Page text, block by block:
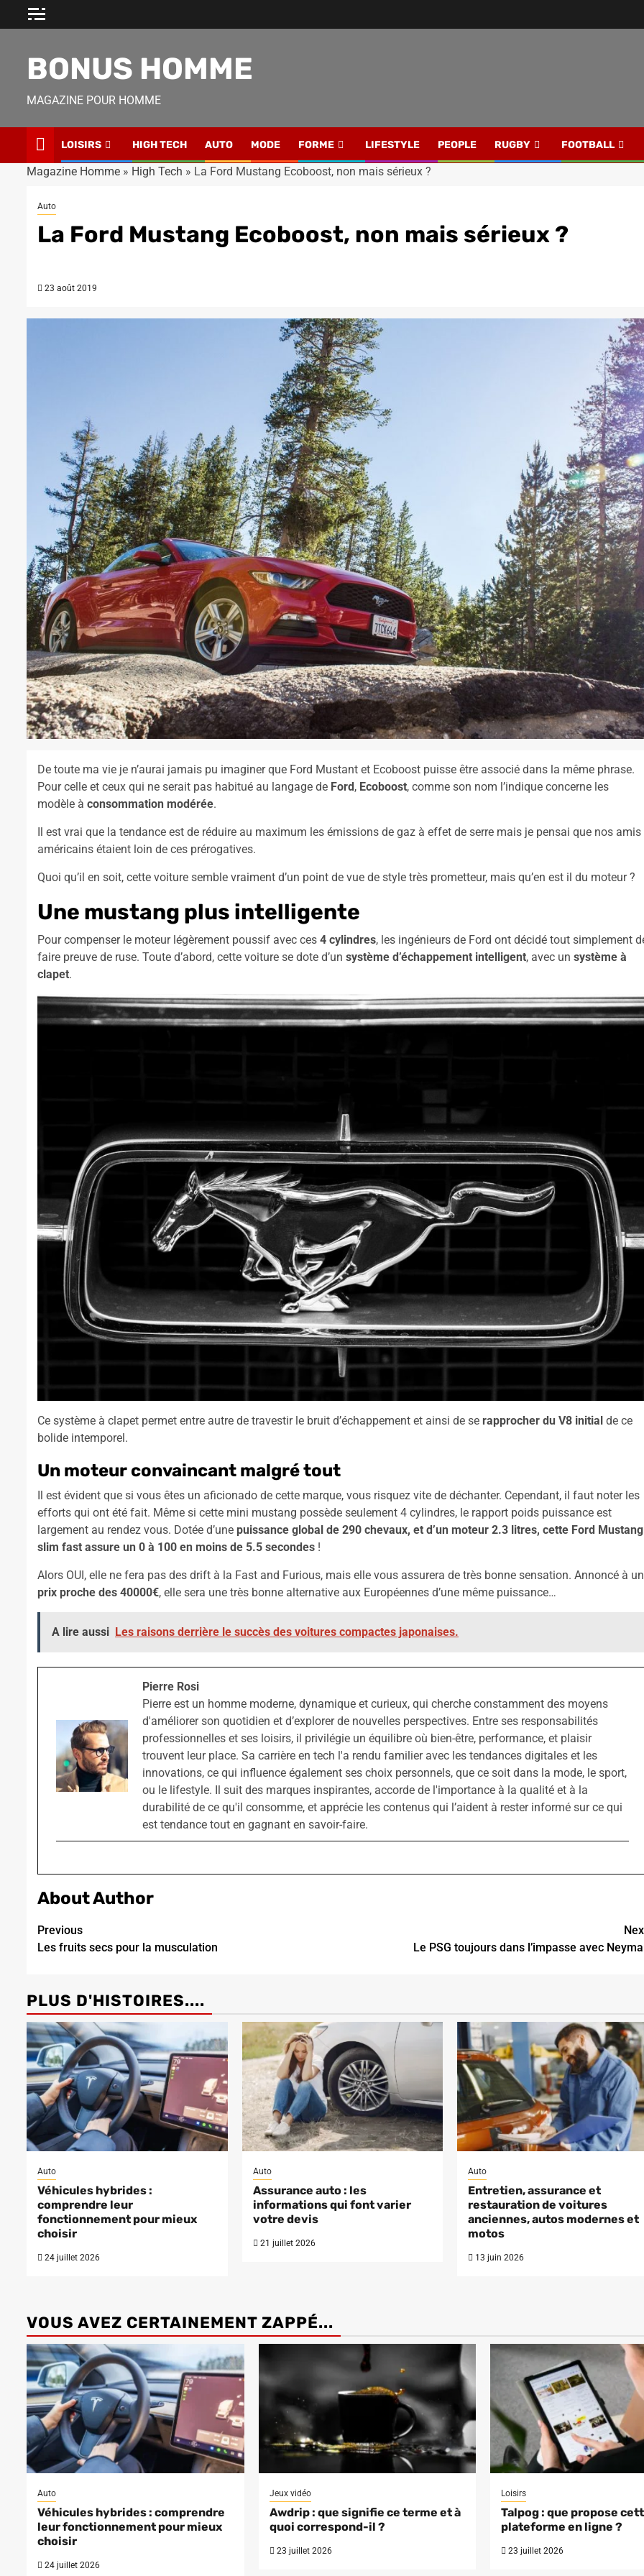
BONUS HOMME
MAGAZINE POUR HOMME
LOISIRS HIGH TECH AUTO MODE FORME LIFESTYLE PEOPLE RUGBY FOOTBALL
Magazine Homme » High Tech » La Ford Mustang Ecoboost, non mais sérieux ?
Auto
La Ford Mustang Ecoboost, non mais sérieux ?
23 août 2019
De toute ma vie je n’aurai jamais pu imaginer que Ford Mustant et Ecoboost puisse être associé dans la même phrase.
Pour celle et ceux qui ne serait pas habitué au langage de Ford , Ecoboost, comme son nom l’indique concerne les
modèle à consommation modérée.
Il est vrai que la tendance est de réduire au maximum les émissions de gaz à effet de serre mais je pensai que nos amis
américains étaient loin de ces prérogatives.
Quoi qu’il en soit, cette voiture semble vraiment d’un point de vue de style très prometteur, mais qu’en est il du moteur ?
Une mustang plus intelligente
Pour compenser le moteur légèrement poussif avec ces 4 cylindres, les ingénieurs de Ford ont décidé tout simplement
faire preuve de ruse. Toute d’abord, cette voiture se dote d’un système d’échappement intelligent, avec un système à
clapet.
Ce système à clapet permet entre autre de travestir le bruit d’échappement et ainsi de se rapprocher du V8 initial de ce
bolide intemporel.
Un moteur convaincant malgré tout
Il est évident que si vous êtes un aficionado de cette marque, vous risquez vite de déchanter. Cependant, il faut noter les
efforts qui ont été fait. Même si cette mini mustang possède seulement 4 cylindres, le rapport poids puissance est
largement au rendez vous. Dotée d’une puissance global de 290 chevaux, et d’un moteur 2.3 litres, cette Ford Mustang
slim fast assure un 0 à 100 en moins de 5.5 secondes !
Alors OUI, elle ne fera pas des drift à la Fast and Furious, mais elle vous assurera de très bonne sensation. Annoncé à un
prix proche des 40000€, elle sera une très bonne alternative aux Européennes d’une même puissance…
A lire aussi Les raisons derrière le succès des voitures compactes japonaises.
Pierre Rosi
Pierre est un homme moderne, dynamique et curieux, qui cherche constamment des moyens
d'améliorer son quotidien et d’explorer de nouvelles perspectives. Entre ses responsabilités
professionnelles et ses loisirs, il privilégie un équilibre où bien-être, performance, et plaisir
trouvent leur place. Sa carrière en tech l'a rendu familier avec les tendances digitales et les
innovations, ce qui influence également ses choix personnels, que ce soit dans la mode, le sport,
ou le lifestyle. Il suit des marques inspirantes, accorde de l'importance à la qualité et à la
durabilité de ce qu'il consomme, et apprécie les contenus qui l’aident à rester informé sur ce qui
est tendance tout en gagnant en savoir-faire.
About Author
Continue
Reading
Previous
Les fruits secs pour la musculation
Le PSG toujours dans l’impasse avec
PLUS D'HISTOIRES....
Auto
Véhicules hybrides :
comprendre leur
fonctionnement pour mieux
choisir
24 juillet 2026
Auto
Assurance auto : les
informations qui font varier
votre devis
21 juillet 2026
Auto
Entretien, assurance et
restauration de voitures
anciennes, autos modernes et
motos
13 juin 2026
VOUS AVEZ CERTAINEMENT ZAPPÉ...
Auto
Véhicules hybrides : comprendre
leur fonctionnement pour mieux
choisir
24 juillet 2026
Jeux vidéo
Awdrip : que signifie ce terme et à
quoi correspond-il ?
23 juillet 2026
Loisirs
Talpog : que propose
plateforme en ligne ?
23 juillet 2026